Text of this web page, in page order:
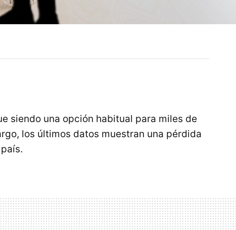
siendo una opción habitual para miles de
los últimos datos muestran una pérdida